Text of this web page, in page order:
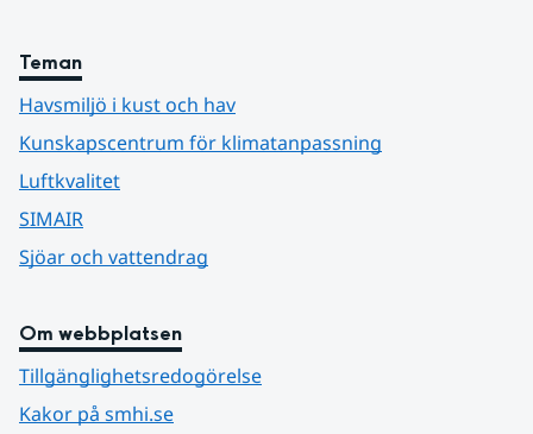
Teman
Havsmiljö i kust och hav
Kunskapscentrum för klimatanpassning
Luftkvalitet
SIMAIR
Sjöar och vattendrag
Om webbplatsen
Tillgänglighetsredogörelse
Kakor på smhi.se